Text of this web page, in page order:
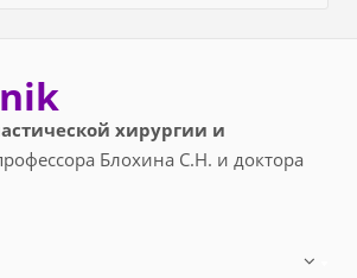
хирургии и
Блохина С.Н. и доктора